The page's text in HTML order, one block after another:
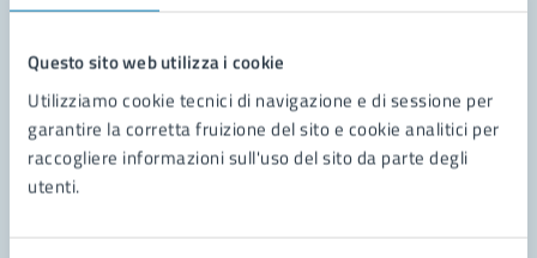
Questo sito web utilizza i cookie
Utilizziamo cookie tecnici di navigazione e di sessione per
garantire la corretta fruizione del sito e cookie analitici per
raccogliere informazioni sull'uso del sito da parte degli
utenti.
Leggi le domande frequenti
Richiedi assistenza
Prenota appuntamento
Problemi in città